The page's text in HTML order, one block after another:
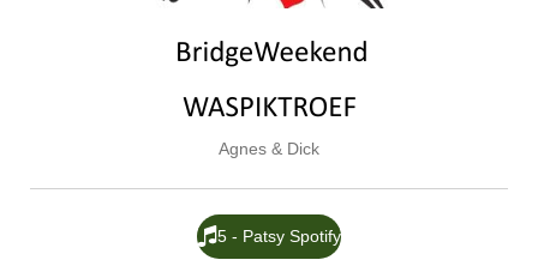
Agnes & Dick
5 - Patsy Spotify